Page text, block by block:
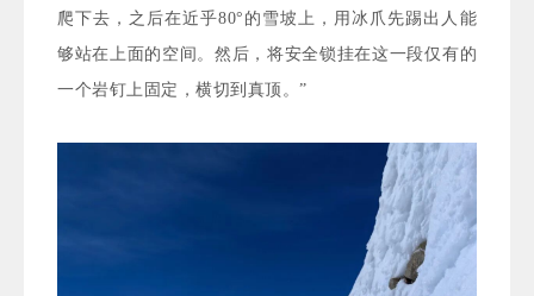
爬下去，之后在近乎80°的雪坡上，用冰爪先踢出人能
够站在上面的空间。然后，将安全锁挂在这一段仅有的
一个岩钉上固定，横切到真顶。”